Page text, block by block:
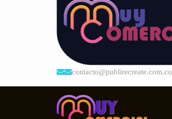
contacto@publirecreate.com.co